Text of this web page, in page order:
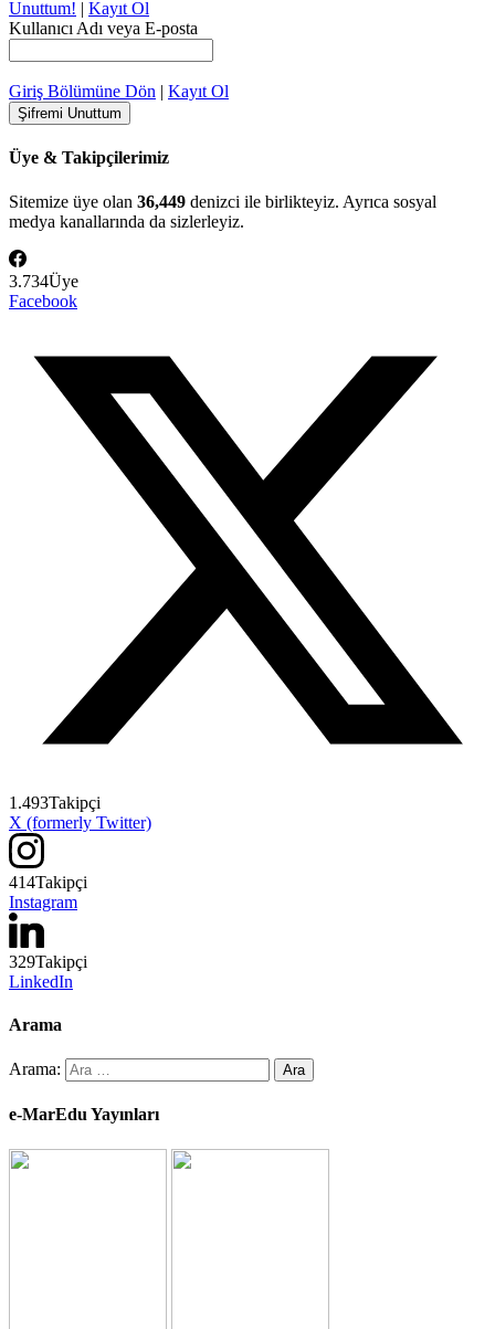
Unuttum! | Kayıt Ol
Kullanıcı Adı veya E-posta
Giriş Bölümüne Dön | Kayıt Ol
Üye & Takipçilerimiz
Sitemize üye olan 36,449 denizci ile birlikteyiz. Ayrıca sosyal
medya kanallarında da sizlerleyiz.
3.734Üye
Facebook
1.493Takipçi
X (formerly Twitter)
414Takipçi
Instagram
329Takipçi
LinkedIn
Arama
Arama:
e-MarEdu Yayınları